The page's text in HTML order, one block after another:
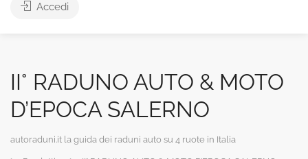
Accedi
II° RADUNO AUTO & MOTO
D’EPOCA SALERNO
autoraduni.it la guida dei raduni auto su 4 ruote in Italia